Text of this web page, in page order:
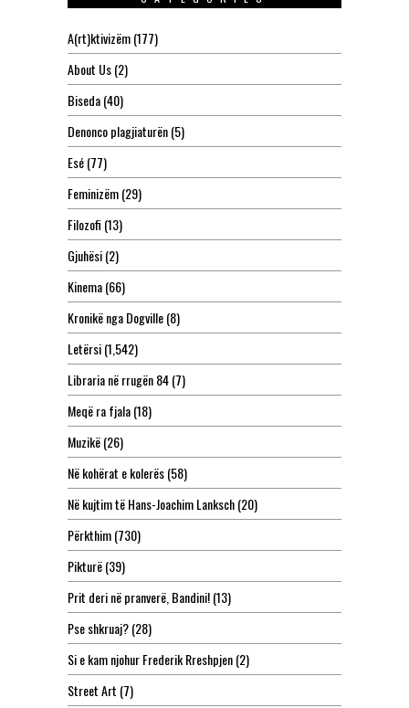
A(rt)ktivizëm(177)
About Us(2)
Biseda(40)
Denonco plagjiaturën(5)
Esé(77)
Feminizëm(29)
Filozofi (13)
Gjuhësi(2)
Kinema(66)
Kronikë nga Dogville(8)
Letërsi(1,542)
Libraria në rrugën 84(7)
Meqë ra fjala(18)
Muzikë(26)
Në kohërat e kolerës(58)
Në kujtim të Hans-Joachim Lanksch(20)
Përkthim(730)
Pikturë(39)
Prit deri në pranverë, Bandini!(13)
Pse shkruaj?(28)
Si e kam njohur Frederik Rreshpjen(2)
Street Art (7)